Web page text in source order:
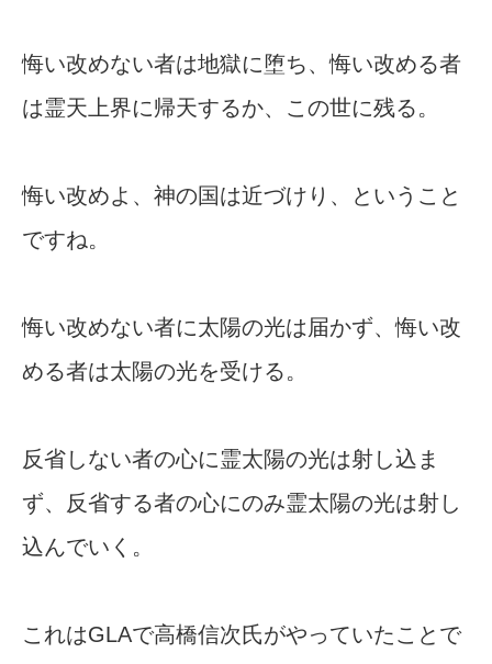
悔い改めない者は地獄に堕ち、悔い改める者
は霊天上界に帰天するか、この世に残る。
悔い改めよ、神の国は近づけり、ということ
ですね。
悔い改めない者に太陽の光は届かず、悔い改
める者は太陽の光を受ける。
反省しない者の心に霊太陽の光は射し込ま
ず、反省する者の心にのみ霊太陽の光は射し
込んでいく。
これはGLAで高橋信次氏がやっていたことで